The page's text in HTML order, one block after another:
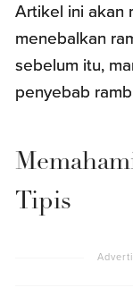
Artikel ini akan
menebalkan
sebelum itu,
penyebab
Tipis